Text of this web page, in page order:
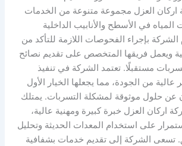
العزل مجموعة متنوعة من الخدمات
في الأسطح والأنابيب الداخلية
الشركة بإجراء الفحوصات اللازمة للتأكد من
ويعمل فريقها المتخصص على تقديم نصائح
مستقبلًا. تعتمد الشركة في تنفيذ
عالية من الجودة، مما يجعلها الخيار الأول
عن حلول موثوقة لمشكلة التسربات. يمتلك
اركان العزل خبرة كبيرة ومهنية عالية،
على استخدام المعدات الحديثة وتحليل
تسعى الشركة إلى تقديم خدمات بشفافية